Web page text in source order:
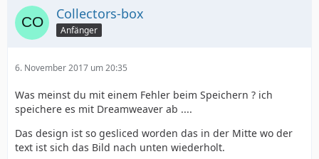
Collectors-box
Anfänger
6. November 2017 um 20:35
Was meinst du mit einem Fehler beim Speichern ? ich
speichere es mit Dreamweaver ab ....
Das design ist so gesliced worden das in der Mitte wo der
text ist sich das Bild nach unten wiederholt.